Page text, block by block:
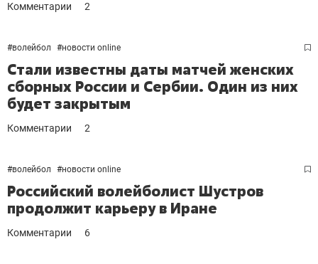
Комментарии 2
#волейбол #новости online
Стали известны даты матчей женских
сборных России и Сербии. Один из них
будет закрытым
Комментарии 2
#волейбол #новости online
Российский волейболист Шустров
продолжит карьеру в Иране
Комментарии 6